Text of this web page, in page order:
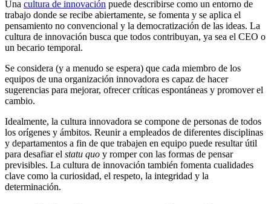
Una cultura de innovación puede describirse como un entorno de
trabajo donde se recibe abiertamente, se fomenta y se aplica el
pensamiento no convencional y la democratización de las ideas. La
cultura de innovación busca que todos contribuyan, ya sea el CEO o
un becario temporal.
Se considera (y a menudo se espera) que cada miembro de los
equipos de una organización innovadora es capaz de hacer
sugerencias para mejorar, ofrecer críticas espontáneas y promover el
cambio.
Idealmente, la cultura innovadora se compone de personas de todos
los orígenes y ámbitos. Reunir a empleados de diferentes disciplinas
y departamentos a fin de que trabajen en equipo puede resultar útil
para desafiar el statu quo y romper con las formas de pensar
previsibles. La cultura de innovación también fomenta cualidades
clave como la curiosidad, el respeto, la integridad y la
determinación.